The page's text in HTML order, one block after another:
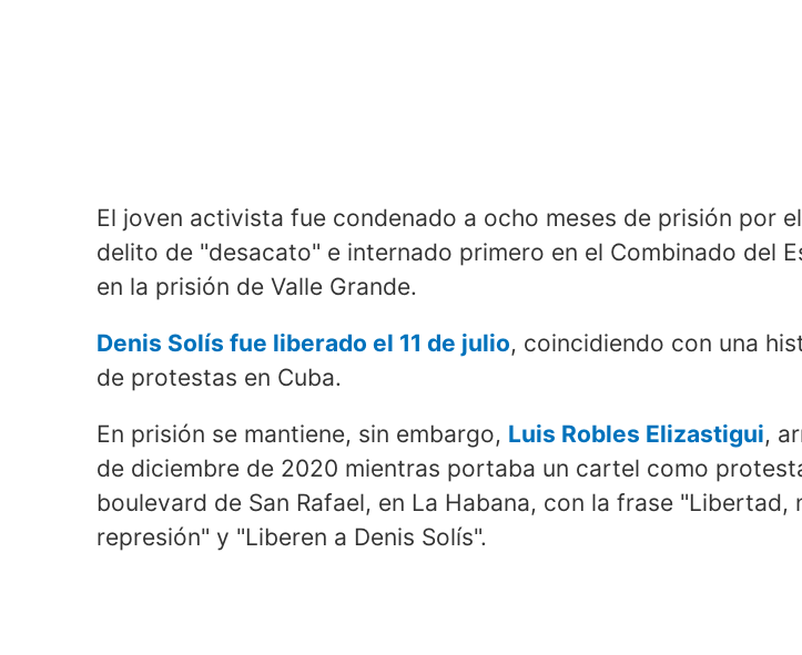
El joven activista fue condenado a ocho meses de prisión por
delito de "desacato" e internado primero en el Combinado del
en la prisión de Valle Grande.
Denis Solís fue liberado el 11 de julio, coincidiendo con una
de protestas en Cuba.
En prisión se mantiene, sin embargo, Luis Robles Elizastigui,
de diciembre de 2020 mientras portaba un cartel como
boulevard de San Rafael, en La Habana, con la frase "Libertad,
represión" y "Liberen a Denis Solís".